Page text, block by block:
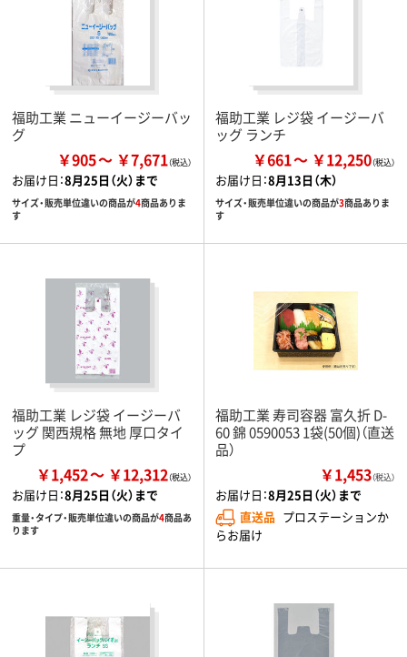
福助工業 ニューイージーバッ
グ
￥905 ￥7,671
お届け日：8月25日（火）まで
サイズ・販売単位違いの商品が4商品ありま
す
福助工業 レジ袋 イージーバ
ッグ ランチ
￥661 ￥12,250
お届け日：8月13日（木）
サイズ・販売単位違いの商品が3商品ありま
す
福助工業 レジ袋 イージーバ
ッグ 関西規格 無地 厚口タイ
プ
￥1,452 ￥12,312
お届け日：8月25日（火）まで
重量・タイプ・販売単位違いの商品が4商品あ
ります
福助工業 寿司容器 富久折 D-
60 錦 0590053 1袋(50個)（直送
品）
￥1,453（税込）
お届け日：8月25日（火）まで
直送品 プロステーションか
らお届け